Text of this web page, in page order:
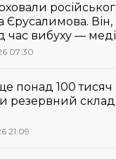
Єрусалимова. Він,
час вибуху —
07:30
понад 100 тисяч
резервний
21:09